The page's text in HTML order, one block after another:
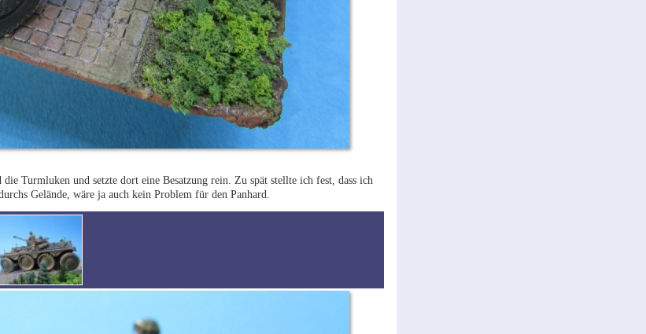
Turmluken und setzte dort eine Besatzung rein. Zu spät stellte ich fest, dass ich
Gelände, wäre ja auch kein Problem für den Panhard.